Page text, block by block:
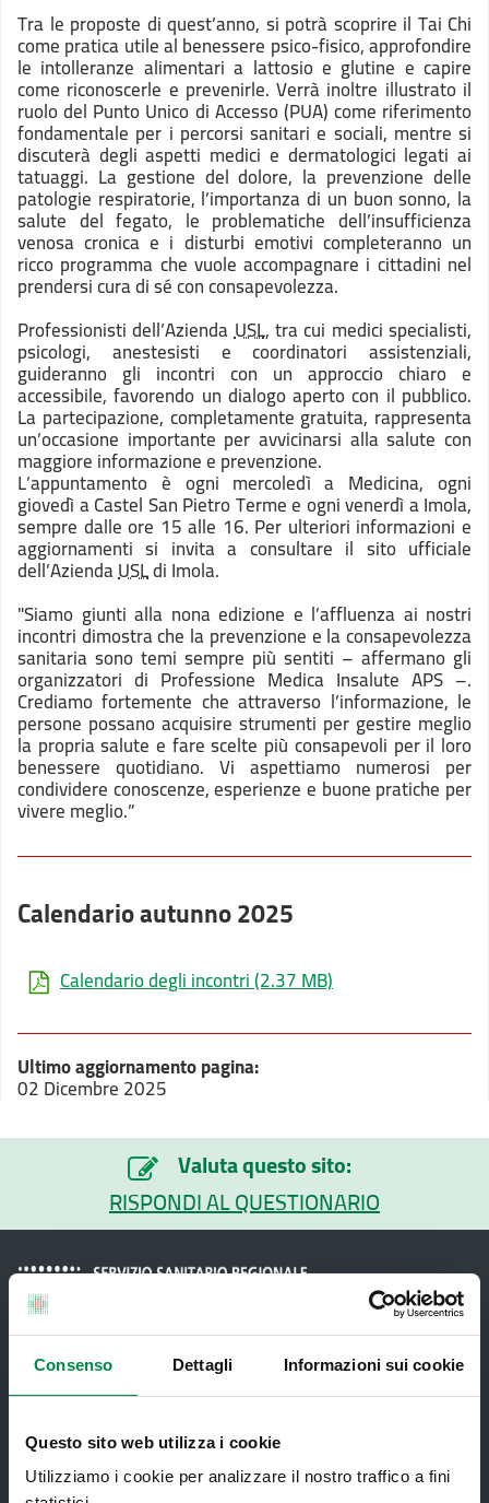
Consenso Dettagli Informazioni sui cookie
Questo sito web utilizza i cookie
Utilizziamo i cookie per analizzare il nostro traffico a fini
Tra le proposte di quest’anno, si potrà scoprire il Tai Chi
come pratica utile al benessere psico-fisico, approfondire
le intolleranze alimentari a lattosio e glutine e capire
come riconoscerle e prevenirle. Verrà inoltre illustrato il
ruolo del Punto Unico di Accesso (PUA) come riferimento
fondamentale per i percorsi sanitari e sociali, mentre si
discuterà degli aspetti medici e dermatologici legati ai
tatuaggi. La gestione del dolore, la prevenzione delle
patologie respiratorie, l’importanza di un buon sonno, la
salute del fegato, le problematiche dell’insufficienza
venosa cronica e i disturbi emotivi completeranno un
ricco programma che vuole accompagnare i cittadini nel
prendersi cura di sé con consapevolezza.
Professionisti dell’AziendaUSL, tra cui medici specialisti,
psicologi, anestesisti e coordinatori assistenziali,
guideranno gli incontri con un approccio chiaro e
accessibile, favorendo un dialogo aperto con il pubblico.
La partecipazione, completamente gratuita, rappresenta
un’occasione importante per avvicinarsi alla salute con
maggiore informazione e prevenzione.
L’appuntamento è ogni mercoledì a Medicina, ogni
giovedì a Castel San Pietro Terme e ogni venerdì a Imola,
sempre dalle ore 15 alle 16. Per ulteriori informazioni e
aggiornamenti si invita a consultare il sito ufficiale
dell’AziendaUSLdi Imola.
"Siamo giunti alla nona edizione e l’affluenza ai nostri
incontri dimostra che la prevenzione e la consapevolezza
sanitaria sono temi sempre più sentiti – affermano gli
organizzatori di Professione Medica Insalute APS –.
Crediamo fortemente che attraverso l’informazione, le
persone possano acquisire strumenti per gestire meglio
la propria salute e fare scelte più consapevoli per il loro
benessere quotidiano. Vi aspettiamo numerosi per
condividere conoscenze, esperienze e buone pratiche per
vivere meglio.”
Calendario autunno 2025
Calendario degli incontri(2.37 MB)
Ultimo aggiornamento pagina:
02 Dicembre 2025
Valuta questo sito:
RISPONDI AL QUESTIONARIO
Recapiti e contatti
Azienda USL di Imola - Sede legale: Viale Amendola, 2
- 40026 Imola